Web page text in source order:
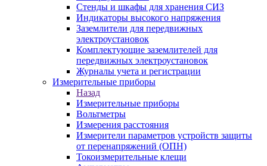
Стенды и шкафы для хранения СИЗ
Индикаторы высокого напряжения
Заземлители для передвижных
электроустановок
Комплектующие заземлителей для
передвижных электроустановок
Журналы учета и регистрации
Измерительные приборы
Назад
Измерительные приборы
Вольтметры
Измерения расстояния
Измерители параметров устройств защиты
от перенапряжений (ОПН)
Токоизмерительные клещи